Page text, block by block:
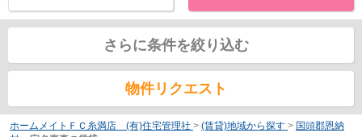
さらに条件を絞り込む
物件リクエスト
ホームメイトＦＣ糸満店 (有)住宅管理社 > (賃貸)地域から探す > 国頭郡恩納